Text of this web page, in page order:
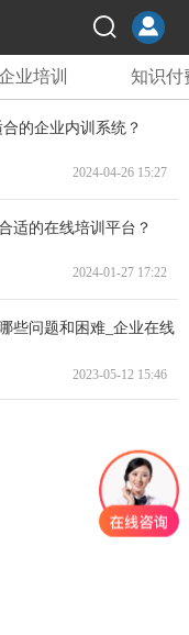
业培训 知识付
的企业内训系统？
2024-04-26 15:27
适的在线培训平台？
2024-01-27 17:22
些问题和困难_企业在线
2023-05-12 15:46